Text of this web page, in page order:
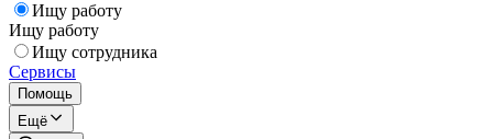
Ищу работу
Ищу работу
Ищу сотрудника
Сервисы
Помощь
Ещё